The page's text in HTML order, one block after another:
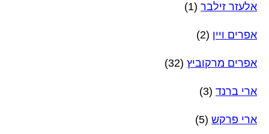
אלעזר זילבר (1)
אפרים ויין (2)
אפרים מרקוביץ (32)
ארי ברנד (3)
ארי פרקש (5)